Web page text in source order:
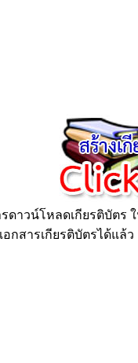
าวน์โหลดเกียรติบัตร
อกสารเกียรติบัตรได้แล้